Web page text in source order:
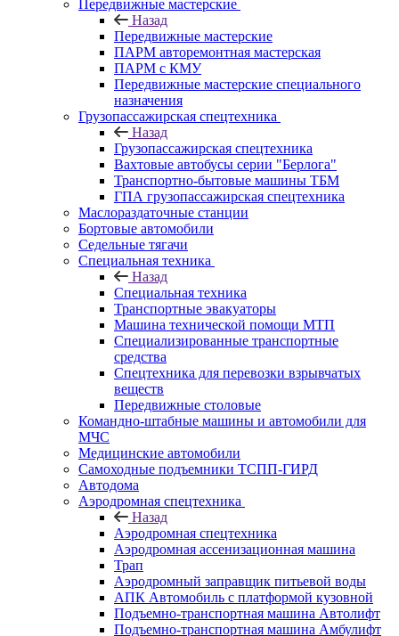
Передвижные мастерские
Назад
Передвижные мастерские
ПАРМ авторемонтная мастерская
ПАРМ с КМУ
Передвижные мастерские специального
назначения
Грузопассажирская спецтехника
Назад
Грузопассажирская спецтехника
Вахтовые автобусы серии "Берлога"
Транспортно-бытовые машины ТБМ
ГПА грузопассажирская спецтехника
Маслораздаточные станции
Бортовые автомобили
Седельные тягачи
Специальная техника
Назад
Специальная техника
Транспортные эвакуаторы
Машина технической помощи МТП
Специализированные транспортные
средства
Спецтехника для перевозки взрывчатых
веществ
Передвижные столовые
Командно-штабные машины и автомобили для
МЧС
Медицинские автомобили
Самоходные подъемники ТСПП-ГИРД
Автодома
Аэродромная спецтехника
Назад
Аэродромная спецтехника
Аэродромная ассенизационная машина
Трап
Аэродромный заправщик питьевой воды
АПК Автомобиль с платформой кузовной
Подъемно-транспортная машина Автолифт
Подъемно-транспортная машина Амбулифт